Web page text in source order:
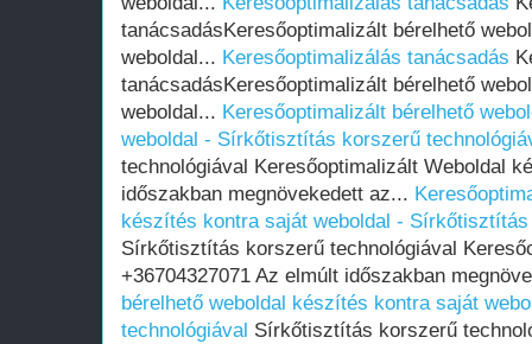
tanácsadásKeresőoptimalizált bérelhető
weboldal... Keresőoptimalizálás tanácsadás
tanácsadásKeresőoptimalizált bérelhető
weboldal... Keresőoptimalizált bérelhető
weboldal - Sírkőtisztítás korszerű
technológiával Keresőoptimalizált Weboldal
időszakban megnövekedett az...
készítés kontra saját weboldal -
Sírkőtisztítás korszerű technológiával
+36704327071 Az elmúlt időszakban
bérelhető weboldal készítés kontra saját
technológiával Sírkőtisztítás korszerű